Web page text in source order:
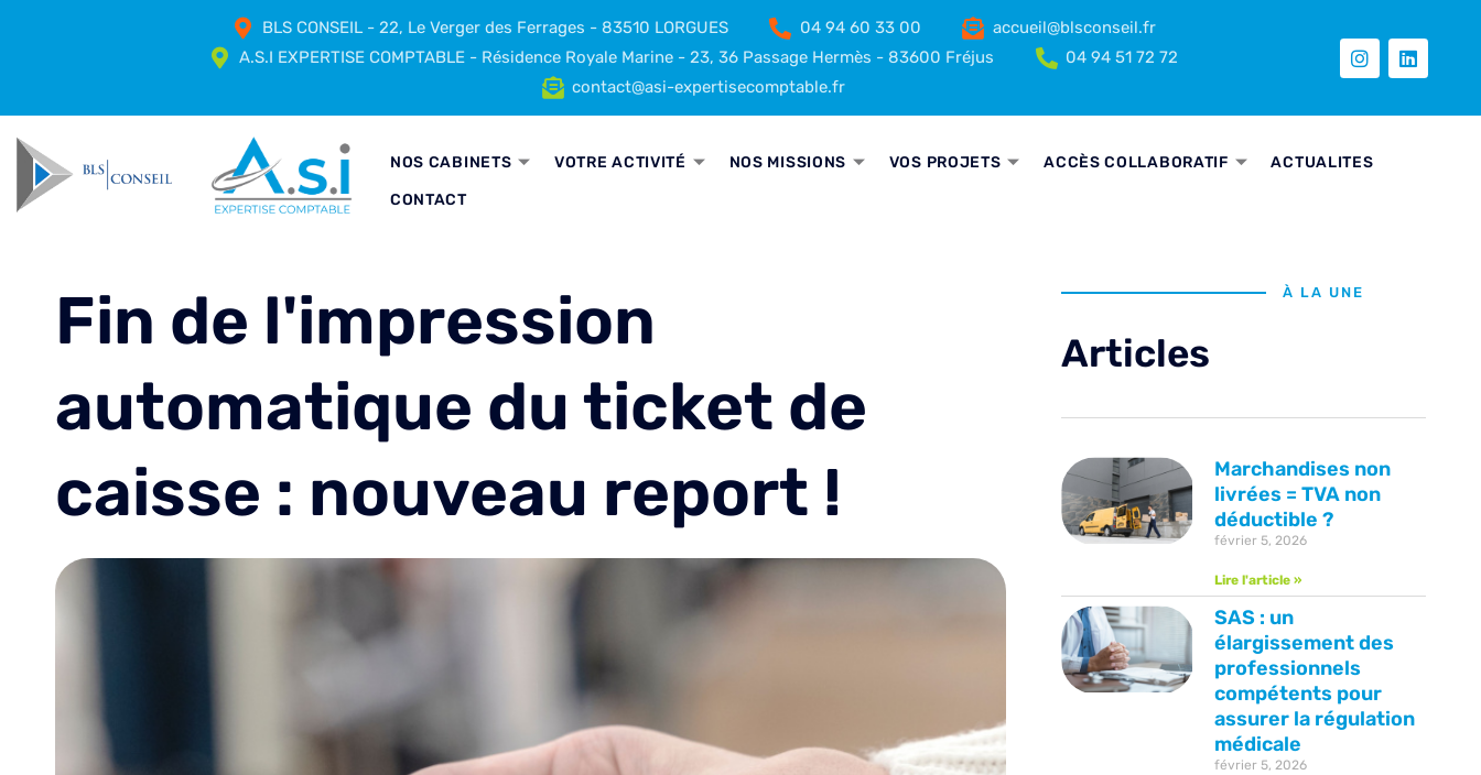
BLS CONSEIL - 22, Le Verger des Ferrages - 83510 LORGUES 04 94 60 33 00
accueil@blsconseil.fr
A.S.I EXPERTISE COMPTABLE - Résidence Royale Marine - 23, 36 Passage Hermès - 83600 Fréjus
04 94 51 72 72
contact@asi-expertisecomptable.fr
NOS CABINETS VOTRE ACTIVITÉ NOS MISSIONS VOS PROJETS ACCÈS COLLABORATIF
ACTUALITES
CONTACT
Fin de l'impression
automatique du ticket de
caisse : nouveau report !
À LA UNE
Articles
Marchandises non
livrées = TVA non
déductible ?
février 5, 2026
Lire l'article »
SAS : un
élargissement des
professionnels
compétents pour
assurer la régulation
médicale
février 5, 2026